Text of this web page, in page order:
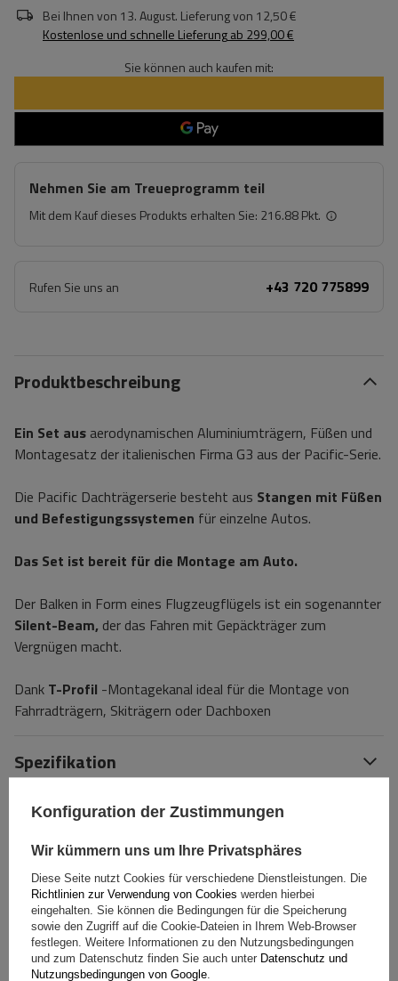
Bei Ihnen von 13. August. Lieferung von 12,50 €
Kostenlose und schnelle Lieferungab 299,00 €
Sie können auch kaufen mit:
Nehmen Sie am Treueprogramm teil
Mit dem Kauf dieses Produkts erhalten Sie: 216.88 Pkt.
Rufen Sie uns an +43 720 775899
Produktbeschreibung
Ein Set aus aerodynamischen Aluminiumträgern, Füßen und
Montagesatz der italienischen Firma G3 aus der Pacific-Serie.
Die Pacific Dachträgerserie besteht aus Stangen mit Füßen
und Befestigungssystemen für einzelne Autos.
Das Set ist bereit für die Montage am Auto.
Der Balken in Form eines Flugzeugflügels ist ein sogenannter
Silent-Beam, der das Fahren mit Gepäckträger zum
Vergnügen macht.
Dank T-Profil -Montagekanal ideal für die Montage von
Fahrradträgern, Skiträgern oder Dachboxen
Spezifikation
Das Produkt passt zu Autos
Lieferung
Stelle eine Frage
Bewertungen(0)
Konfiguration der Zustimmungen
Wir kümmern uns um Ihre Privatsphäres
Diese Seite nutzt Cookies für verschiedene Dienstleistungen. Die
Richtlinien zur Verwendung von Cookies werden hierbei
eingehalten. Sie können die Bedingungen für die Speicherung
sowie den Zugriff auf die Cookie-Dateien in Ihrem Web-Browser
festlegen. Weitere Informationen zu den Nutzungsbedingungen
und zum Datenschutz finden Sie auch unter Datenschutz und
Nutzungsbedingungen von Google.